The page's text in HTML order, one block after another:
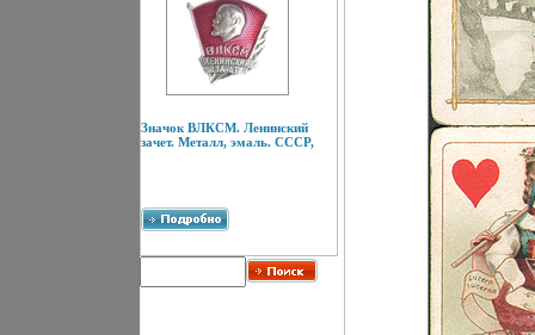
Значок ВЛКСМ. Ленинский
зачет. Металл, эмаль. СССР,